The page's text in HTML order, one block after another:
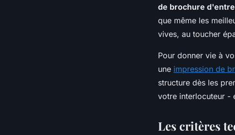
de brochure
que même les
vives, au toucher
Pour donner vie à
une impression de
structure dès les
votre interlocuteur -
Les critères